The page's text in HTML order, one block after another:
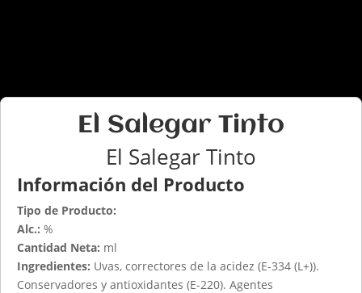
El Salegar Tinto
El Salegar Tinto
Información del Producto
Tipo de Producto:
Alc.: %
Cantidad Neta: ml
Ingredientes: Uvas, correctores de la acidez (E-334 (L+)).
Conservadores y antioxidantes (E-220). Agentes